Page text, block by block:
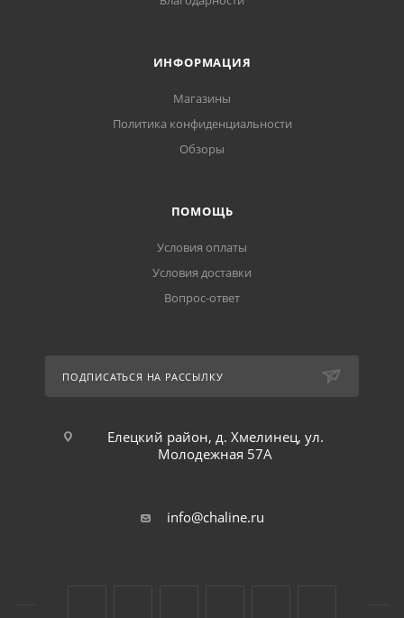
ИНФОРМАЦИЯ
Магазины
Политика конфиденциальности
Обзоры
ПОМОЩЬ
Условия оплаты
Условия доставки
Вопрос-ответ
ПОДПИСАТЬСЯ НА РАССЫЛКУ
Елецкий район, д. Хмелинец, ул.
Молодежная 57А
info@chaline.ru